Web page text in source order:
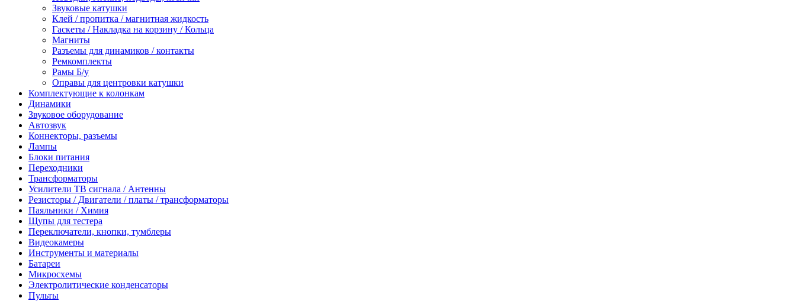
Звуковые катушки
Клей / пропитка / магнитная жидкость
Гаскеты / Накладка на корзину / Кольца
Магниты
Разъемы для динамиков / контакты
Ремкомплекты
Рамы Б/у
Оправы для центровки катушки
Комплектующие к колонкам
Динамики
Звуковое оборудование
Автозвук
Коннекторы, разъемы
Лампы
Блоки питания
Переходники
Трансформаторы
Усилители ТВ сигнала / Антенны
Резисторы / Двигатели / платы / трансформаторы
Паяльники / Химия
Щупы для тестера
Переключатели, кнопки, тумблеры
Видеокамеры
Инструменты и материалы
Батареи
Микросхемы
Электролитические конденсаторы
Пульты